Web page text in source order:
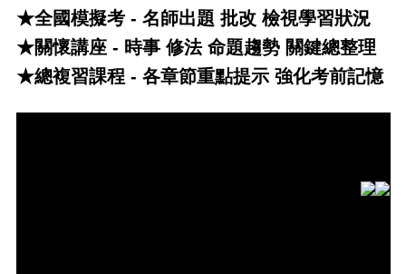
★全國模擬考 - 名師出題 批改 檢視學習狀況
★關懷講座 - 時事 修法 命題趨勢 關鍵總整理
★總複習課程 - 各章節重點提示 強化考前記憶